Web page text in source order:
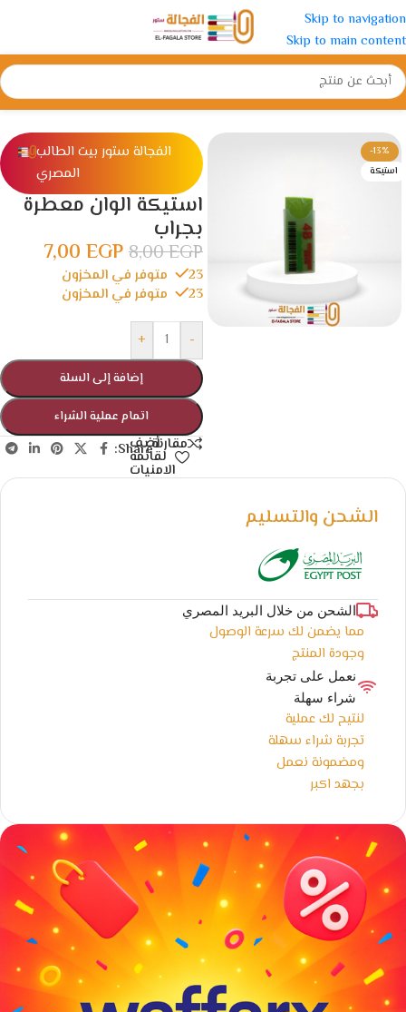
Skip to navigation
Skip to main content
الرئيسية/ادوات مدرسية/استيكة و برايه
-13%
استيكة
الفجالة ستور بيت الطالب
المصري
استيكة الوان معطرة
بجراب
8,00EGP
7,00 EGP
23 متوفر في المخزون
23 متوفر في المخزون
-
+
إضافة إلى السلة
اتمام عملية الشراء
مقارنةأضف
لقائمة
الامنيات
Share:
الشحن والتسليم
الشحن من خلال البريد المصري
مما يضمن لك سرعة الوصول
وجودة المنتج
نعمل على تجربة
شراء سهلة
لنتيح لك عملية
تجربة شراء سهلة
ومضمونة نعمل
بجهد اكبر